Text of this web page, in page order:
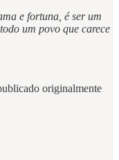
e fortuna, é ser um
um povo que carece
originalmente